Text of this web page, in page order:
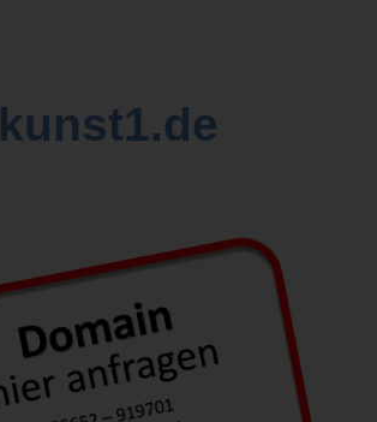
kunst1.de